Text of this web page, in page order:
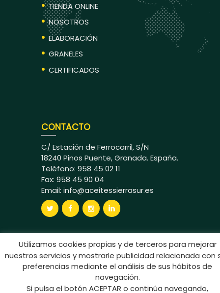
TIENDA ONLINE
NOSOTROS
ELABORACIÓN
GRANELES
CERTIFICADOS
CONTACTO
C/ Estación de Ferrocarril, S/N
18240 Pinos Puente, Granada. España.
Teléfono: 958 45 02 11
Fax: 958 45 90 04
Email: info@aceitessierrasur.es
Aceites Sierra Sur © 2024 Todos los
derechos reservados
Utilizamos cookies propias y de terceros para mejorar
nuestros servicios y mostrarle publicidad relacionada con
preferencias mediante el análisis de sus hábitos de
navegación.
Si pulsa el botón ACEPTAR o continúa navegando,